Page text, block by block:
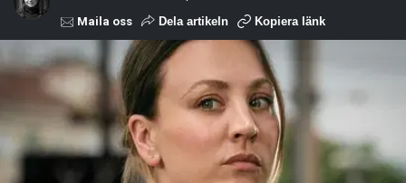
Maila oss Dela artikeln Kopiera länk